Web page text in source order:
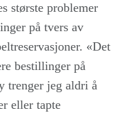
største problemer
på tvers av
«Det
bestillinger på
trenger jeg aldri å
eller tapte